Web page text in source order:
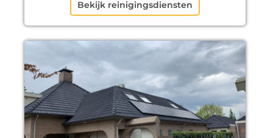
Bekijk reinigingsdiensten